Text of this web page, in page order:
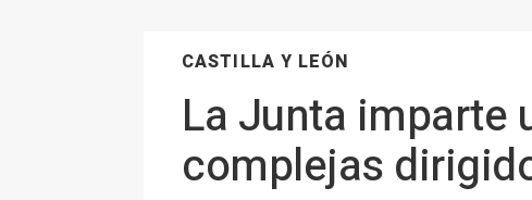
CASTILLA Y LEÓN
La Junta imparte
complejas